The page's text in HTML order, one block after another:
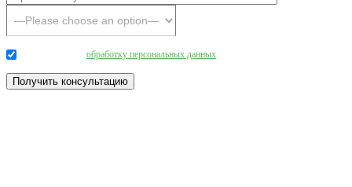
обработку персональных данных